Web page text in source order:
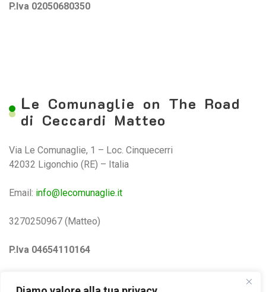
P.Iva 02050680350
Le Comunaglie on The Road
di Ceccardi Matteo
Via Le Comunaglie, 1 – Loc. Cinquecerri
42032 Ligonchio (RE) – Italia
Email: info@lecomunaglie.it
3270250967 (Matteo)
P.Iva 04654110164